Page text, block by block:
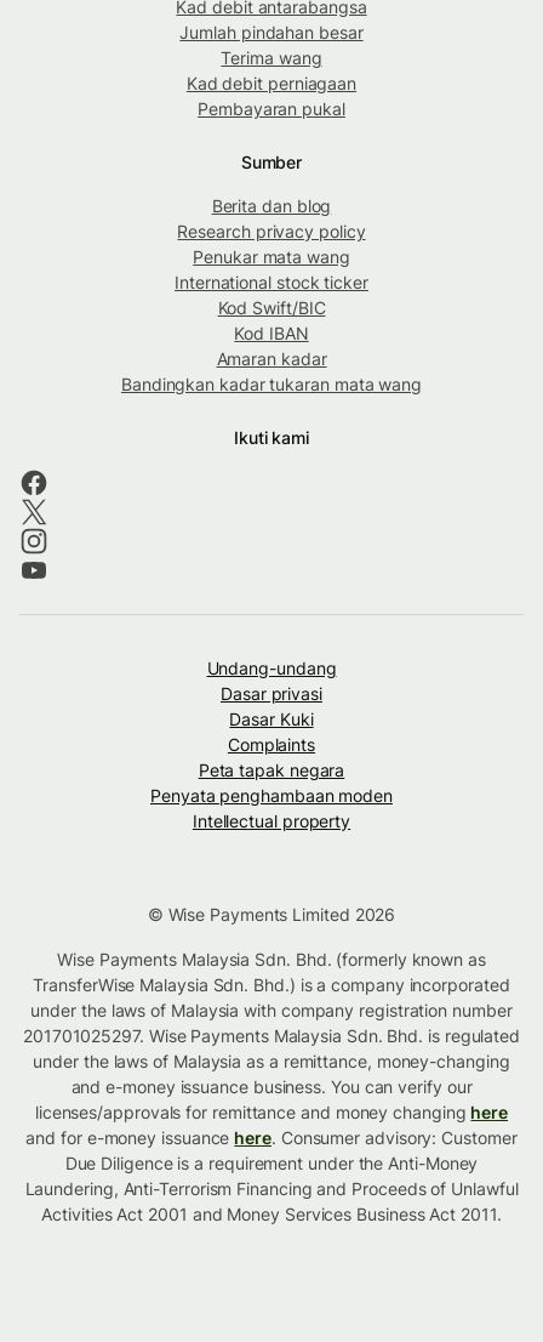
Kad debit antarabangsa
Jumlah pindahan besar
Terima wang
Kad debit perniagaan
Pembayaran pukal
Sumber
Berita dan blog
Research privacy policy
Penukar mata wang
International stock ticker
Kod Swift/BIC
Kod IBAN
Amaran kadar
Bandingkan kadar tukaran mata wang
Ikuti kami
Undang-undang
Dasar privasi
Dasar Kuki
Complaints
Peta tapak negara
Penyata penghambaan moden
Intellectual property
© Wise Payments Limited 2026
Wise Payments Malaysia Sdn. Bhd. (formerly known as
TransferWise Malaysia Sdn. Bhd.) is a company incorporated
under the laws of Malaysia with company registration number
201701025297. Wise Payments Malaysia Sdn. Bhd. is regulated
under the laws of Malaysia as a remittance, money-changing
and e-money issuance business. You can verify our
licenses/approvals for remittance and money changing here
and for e-money issuance here. Consumer advisory: Customer
Due Diligence is a requirement under the Anti-Money
Laundering, Anti-Terrorism Financing and Proceeds of Unlawful
Activities Act 2001 and Money Services Business Act 2011.